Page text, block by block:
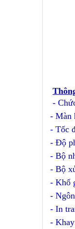
-
- Màn
- Tốc
- Độ
- Bộ
- Bộ
- Khổ
-
- In
-